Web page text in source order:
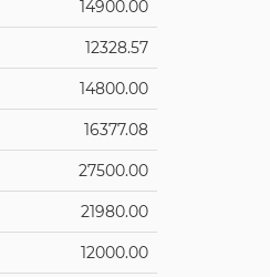
14900.00
12328.57
14800.00
16377.08
27500.00
21980.00
12000.00